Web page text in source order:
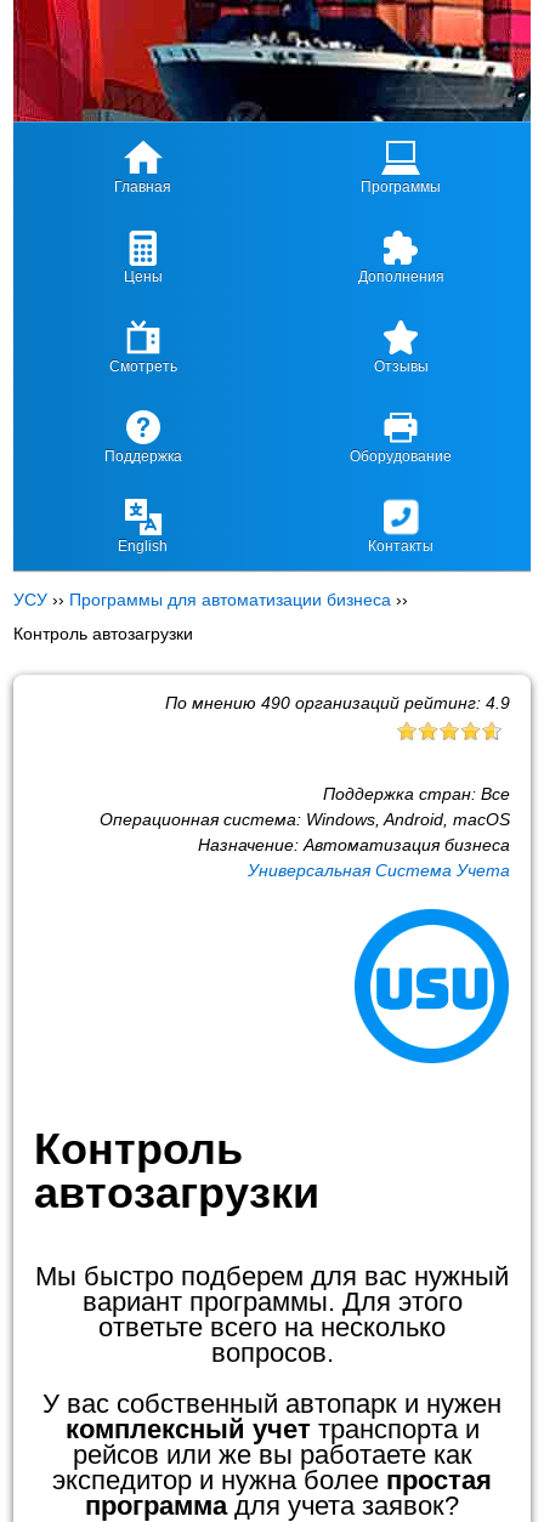
Главная Программы
Цены Дополнения
Смотреть Отзывы
Поддержка Оборудование
English Контакты
УСУ ›› Программы для автоматизации бизнеса ››
Контроль автозагрузки
По мнению 490организаций рейтинг: 4.9
Поддержка стран: Все
Операционная система: Windows, Android, macOS
Назначение: Автоматизация бизнеса
Универсальная Система Учета
Контроль
автозагрузки
Мы быстро подберем для вас нужный
вариант программы. Для этого
ответьте всего на несколько
вопросов.
У вас собственный автопарк и нужен
комплексный учеттранспорта и
рейсов или же вы работаете как
экспедитор и нужна более простая
программадля учета заявок?